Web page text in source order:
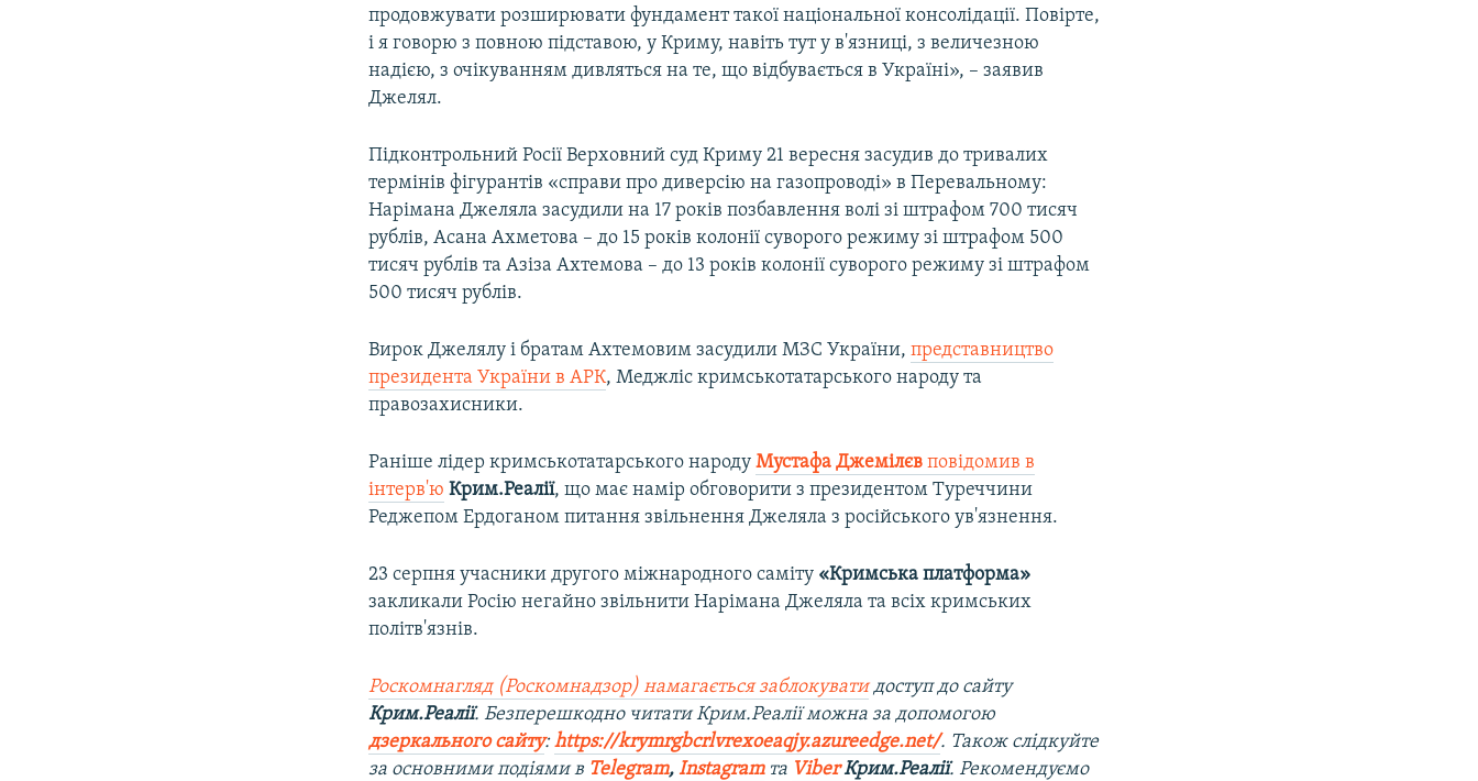
продовжувати розширювати фундамент такої національної консолідації. Повірте,
і я говорю з повною підставою, у Криму, навіть тут у в'язниці, з величезною
надією, з очікуванням дивляться на те, що відбувається в Україні», – заявив
Джелял.
Підконтрольний Росії Верховний суд Криму 21 вересня засудив до тривалих
термінів фігурантів «справи про диверсію на газопроводі» в Перевальному:
Нарімана Джеляла засудили на 17 років позбавлення волі зі штрафом 700 тисяч
рублів, Асана Ахметова – до 15 років колонії суворого режиму зі штрафом 500
тисяч рублів та Азіза Ахтемова – до 13 років колонії суворого режиму зі штрафом
500 тисяч рублів.
Вирок Джелялу і братам Ахтемовим засудили МЗС України,представництво
президента України в АРК, Меджліс кримськотатарського народу та
правозахисники.
Раніше лідер кримськотатарського народуМустафа Джемілєвповідомив в
інтерв'ю Крим.Реалії, що має намір обговорити з президентом Туреччини
Реджепом Ердоганом питання звільнення Джеляла з російського ув'язнення.
23 серпня учасники другого міжнародного саміту «Кримська платформа»
закликали Росію негайно звільнити Нарімана Джеляла та всіх кримських
політв'язнів.
Роскомнагляд (Роскомнадзор) намагається заблокуватидоступ до сайту
Крим.Реалії. Безперешкодно читати Крим.Реалії можна за допомогою
дзеркального сайту:https://krymrgbcrlvrexoeaqjy.azureedge.net/. Також слідкуйте
за основними подіями в Telegram,Instagramта ViberКрим.Реалії. Рекомендуємо